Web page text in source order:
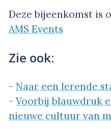
Deze bijeenkomst is
AMS Events
Zie ook:
- Naar een lerende
- Voorbij blauwdruk
nieuwe cultuur van